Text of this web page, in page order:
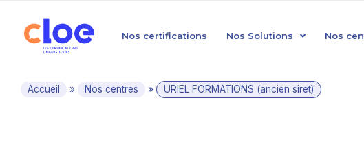
Nos certifications Nos Solutions Nos
Accueil » Nos centres » URIEL FORMATIONS (ancien siret)